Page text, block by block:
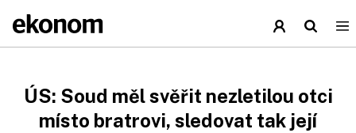
ÚS: Soud měl svěřit nezletilou otci
místo bratrovi, sledovat tak její